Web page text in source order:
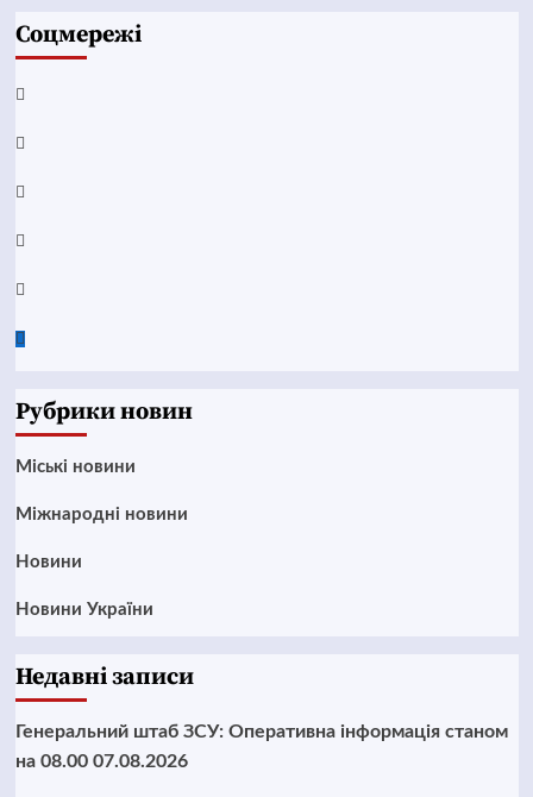
Соцмережі
Facebook
YouTube
Telegram
Instagram
Twitter
Google
Рубрики новин
Mіські новини
Міжнародні новини
Новини
Новини України
Недавні записи
Генеральний штаб ЗСУ: Оперативна інформація станом
на 08.00 07.08.2026